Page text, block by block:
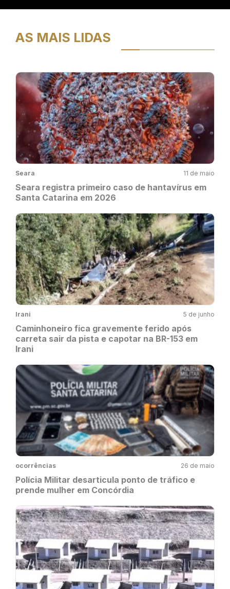
AS MAIS LIDAS
Seara 11 de maio
Seara registra primeiro caso de hantavírus em
Santa Catarina em 2026
Irani 5 de junho
Caminhoneiro fica gravemente ferido após
carreta sair da pista e capotar na BR-153 em
Irani
ocorrências 26 de maio
Polícia Militar desarticula ponto de tráfico e
prende mulher em Concórdia